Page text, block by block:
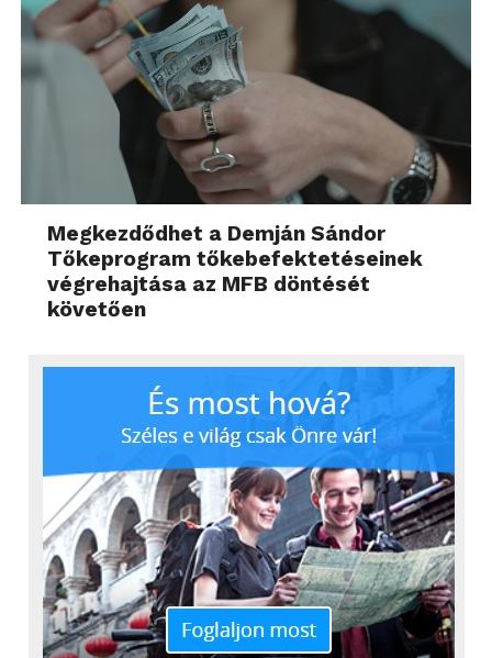
Megkezdődhet a Demján Sándor
Tőkeprogram tőkebefektetéseinek
végrehajtása az MFB döntését
követően